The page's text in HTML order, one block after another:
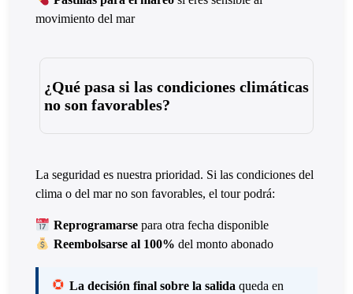
movimiento del mar
¿Qué pasa si las condiciones climáticas
no son favorables?
La seguridad es nuestra prioridad. Si las condiciones del
clima o del mar no son favorables, el tour podrá:
Reprogramarsepara otra fecha disponible
Reembolsarse al 100% del monto abonado
La decisión final sobre la salidaqueda en